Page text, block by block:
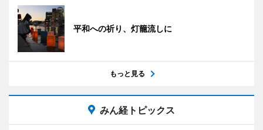
平和への祈り、灯籠流しに
もっと見る
みん経トピックス